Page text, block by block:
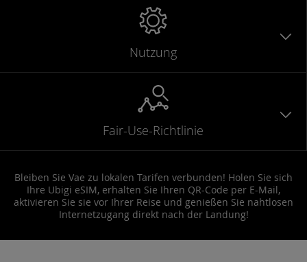
Nutzung
Fair-Use-Richtlinie
Bleiben Sie Vae zu lokalen Tarifen verbunden! Holen Sie sich
Ihre Ubigi eSIM, erhalten Sie Ihren QR-Code per E-Mail,
aktivieren Sie sie vor Ihrer Reise und genießen Sie nahtlosen
Internetzugang direkt nach der Landung!